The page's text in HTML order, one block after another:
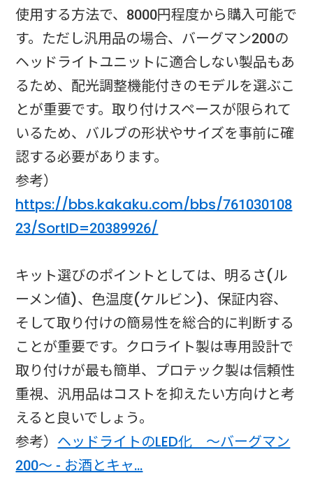
使用する方法で、8000円程度から購入可能で
す。ただし汎用品の場合、バーグマン200の
ヘッドライトユニットに適合しない製品もあ
るため、配光調整機能付きのモデルを選ぶこ
とが重要です。取り付けスペースが限られて
いるため、バルブの形状やサイズを事前に確
認する必要があります。
参考）
https://bbs.kakaku.com/bbs/761030108
23/SortID=20389926/
キット選びのポイントとしては、明るさ(ル
ーメン値)、色温度(ケルビン)、保証内容、
そして取り付けの簡易性を総合的に判断する
ことが重要です。クロライト製は専用設計で
取り付けが最も簡単、プロテック製は信頼性
重視、汎用品はコストを抑えたい方向けと考
えると良いでしょう。
参考） ヘッドライトのLED化 ～バーグマン
200～ - お酒とキャ…